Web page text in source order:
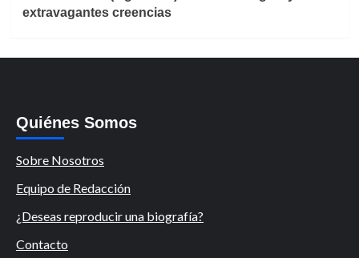
extravagantes creencias
Quiénes Somos
Sobre Nosotros
Equipo de Redacción
¿Deseas reproducir una biografía?
Contacto